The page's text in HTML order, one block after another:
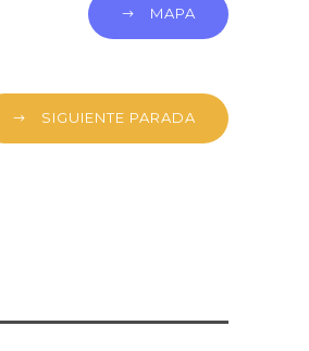
MAPA
SIGUIENTE PARADA